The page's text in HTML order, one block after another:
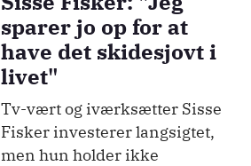
sparer jo op for at
have det skidesjovt i
livet"
Tv-vært og iværksætter Sisse
Fisker investerer langsigtet,
men hun holder ikke